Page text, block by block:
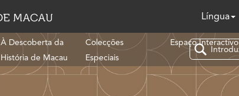
Língua
À Descoberta da
História de Macau
Colecções
Especiais
Espaço Interactivo